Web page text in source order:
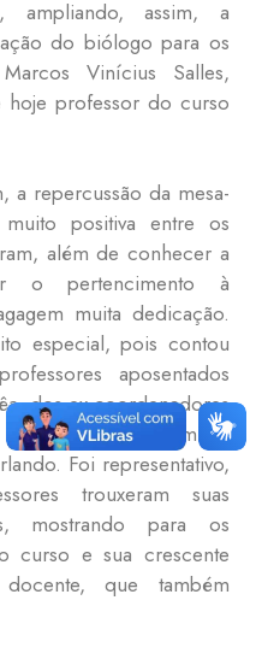
ampliando, assim, a
do biólogo para os
Vinícius Salles,
hoje professor do curso
a repercussão da mesa-
positiva entre os
além de conhecer a
o pertencimento à
muita dedicação.
especial, pois contou
aposentados
dos ex-coordenadores
da Silva, além da
Foi representativo,
trouxeram suas
mostrando para os
curso e sua crescente
que também